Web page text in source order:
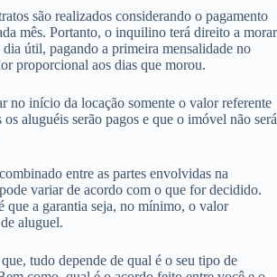
são realizados considerando o pagamento
mês. Portanto, o inquilino terá direito a morar
útil, pagando a primeira mensalidade no
proporcional aos dias que morou.
no início da locação somente o valor referente
aluguéis serão pagos e que o imóvel não será
entre as partes envolvidas na
variar de acordo com o que for decidido.
que a garantia seja, no mínimo, o valor
aluguel.
tudo depende de qual é o seu tipo de